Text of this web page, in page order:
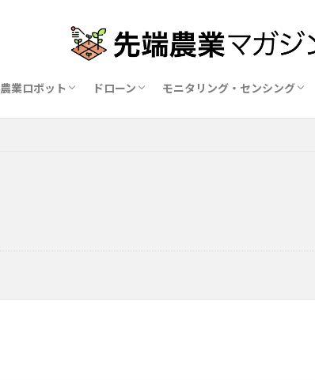
農業ロボット
農業ロボットメーカー比較15社
ドローン
ドローン農薬散布の代行業者比較
ハウス用遮光剤・遮熱剤の比較
モニタリング・センシング
農業用環境制御システム比較